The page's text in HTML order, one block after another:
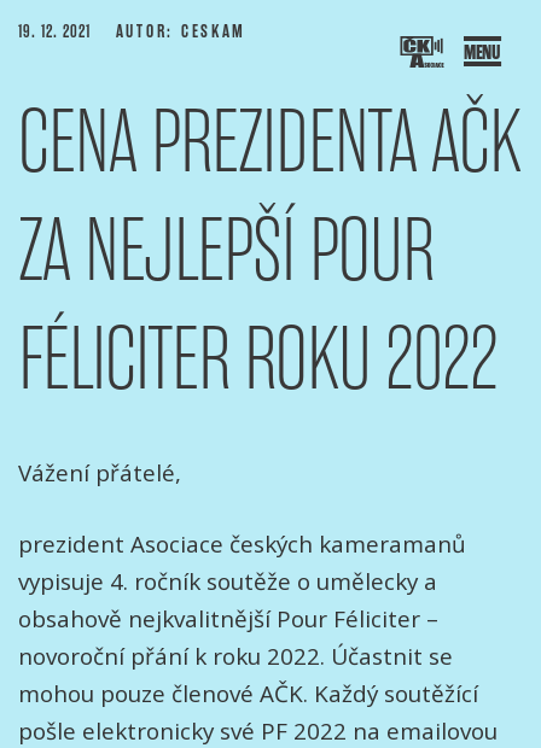
Přejít
webu
ČESKÝCH KAMERAMANŮ
portál Asociace českých kameramanů
PUBLIKOVÁNO
19. 12. 2021 AUTOR: CESKAM
CENA PREZIDENTA AČK
ZA NEJLEPŠÍ POUR
FÉLICITER ROKU 2022
Vážení přátelé,
prezident Asociace českých kameramanů
vypisuje 4. ročník soutěže o umělecky a
obsahově nejkvalitnější Pour Féliciter –
novoroční přání k roku 2022. Účastnit se
mohou pouze členové AČK. Každý soutěžící
pošle elektronicky své PF 2022 na emailovou